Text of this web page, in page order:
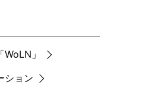
」
ション